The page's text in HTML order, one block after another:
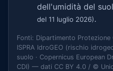
dell'umidità del
del 11 luglio 2026).
Fonti: Dipartimento Protezione
ISPRA IdroGEO (rischio
suolo · Copernicus European
CDI) — dati CC BY 4.0 / ©